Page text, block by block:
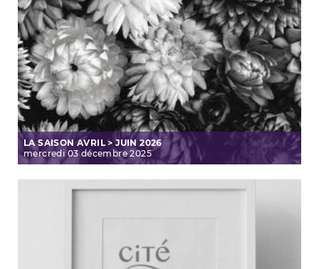
LA SAISON AVRIL > JUIN 2026
mercredi 03 décembre 2025